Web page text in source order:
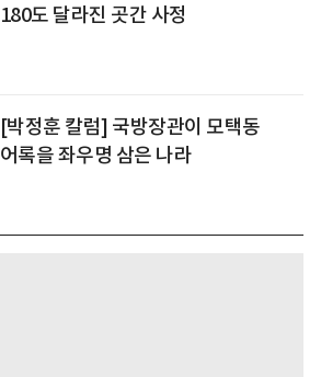
180도 달라진 곳간 사정
[박정훈 칼럼] 국방장관이 모택동
어록을 좌우명 삼은 나라